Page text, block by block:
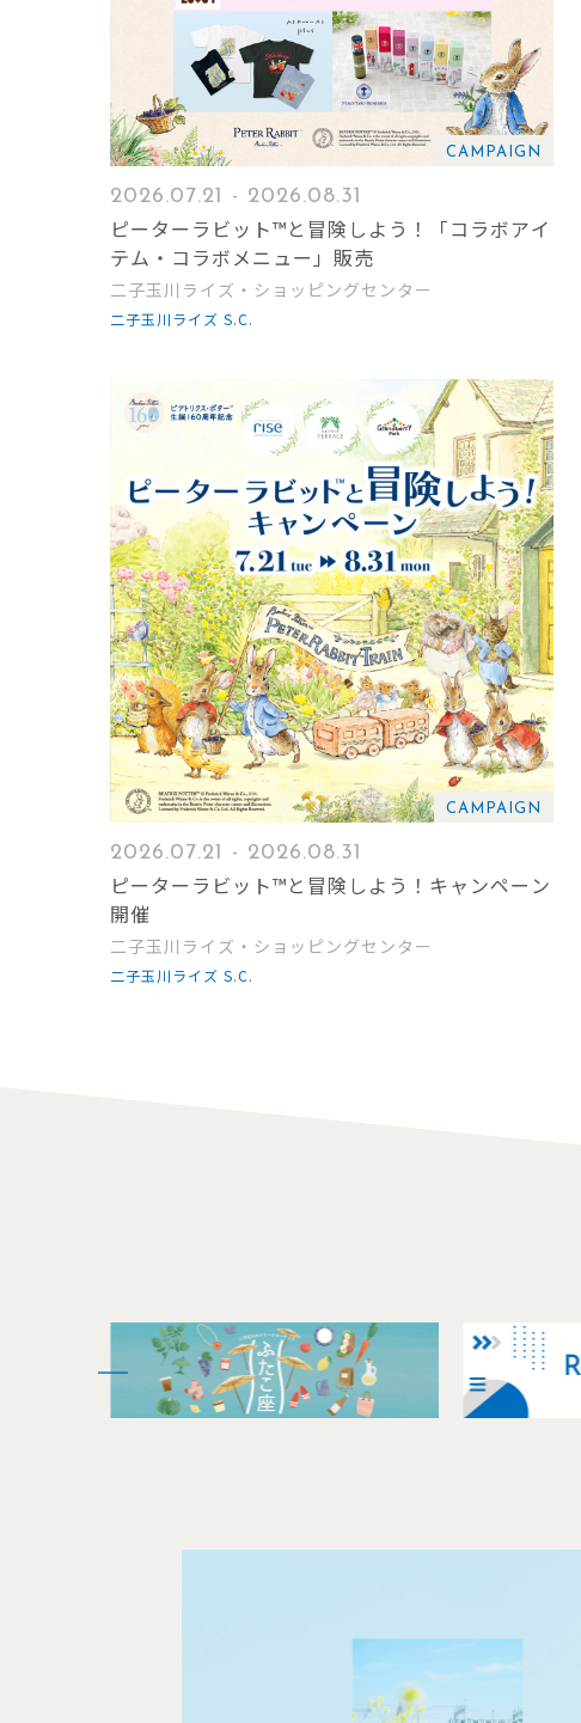
CAMPAIGN
2026.07.21 - 2026.08.31
ピーターラビット™と冒険しよう！「コラボアイ
テム・コラボメニュー」販売
二子玉川ライズ・ショッピングセンター
二子玉川ライズ S.C.
CAMPAIGN
2026.07.21 - 2026.08.31
ピーターラビット™と冒険しよう！キャンペーン
開催
二子玉川ライズ・ショッピングセンター
二子玉川ライズ S.C.